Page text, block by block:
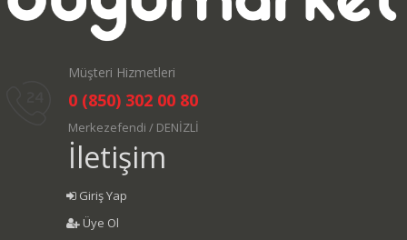
Müşteri Hizmetleri
0 (850) 302 00 80
Merkezefendi / DENİZLİ
İletişim
Giriş Yap
Üye Ol